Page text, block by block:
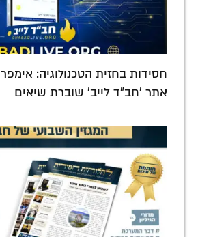
חסידות בחזית הטכנולוגיה:
אתר 'חב"ד לייב' שוברת שיאים